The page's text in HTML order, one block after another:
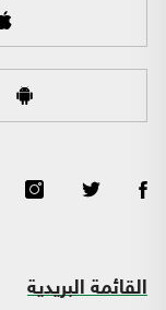
القائمة البريدية